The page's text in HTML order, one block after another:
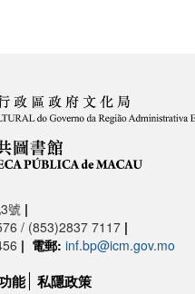
號 |
/ (853)2837 7117 |
| 電郵: inf.bp@icm.gov.mo
能 私隱政策